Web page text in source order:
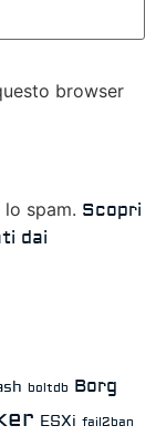
browser
spam. Scopri
dai
boltdb Borg
ESXi fail2ban